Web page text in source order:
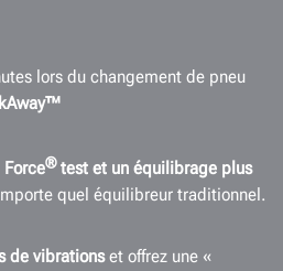
lors du changement de pneu
Force®test et un équilibrage plus
quel équilibreur traditionnel.
de vibrationset offrez une «